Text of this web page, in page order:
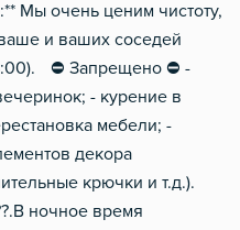
Мы очень ценим чистоту,
и ваших соседей
⛔️ Запрещено ⛔️ -
- курение в
мебели; -
декора
крючки и т.д.).
ночное время